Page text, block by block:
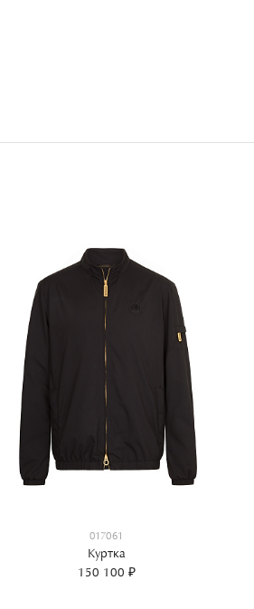
017061
Куртка
150 100 ₽